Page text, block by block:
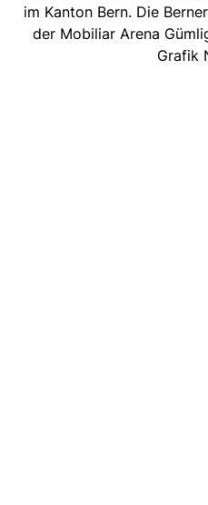
im Kanton Bern. Die
der Mobiliar Arena
Grafik